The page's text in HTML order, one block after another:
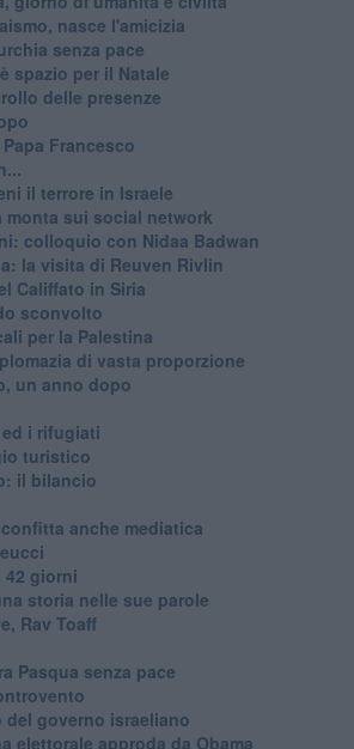
nasce l'amicizia
senza pace
spazio per il Natale
delle presenze
Francesco
il terrore in Israele
monta sui social network
colloquio con Nidaa Badwan
la visita di Reuven Rivlin
Califfato in Siria
sconvolto
per la Palestina
di vasta proporzione
un anno dopo
i rifugiati
turistico
il bilancio
anche mediatica
42 giorni
storia nelle sue parole
Rav Toaff
Pasqua senza pace
governo israeliano
elettorale approda da Obama